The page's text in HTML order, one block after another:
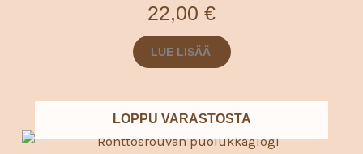
22,00 €
LUE LISÄÄ
LOPPU VARASTOSTA